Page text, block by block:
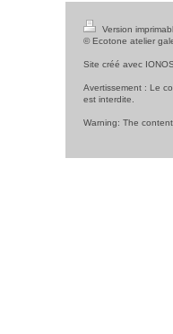
Version
© Ecotone atelier
Site créé avec
Avertissement : Le
est interdite.
Warning: The